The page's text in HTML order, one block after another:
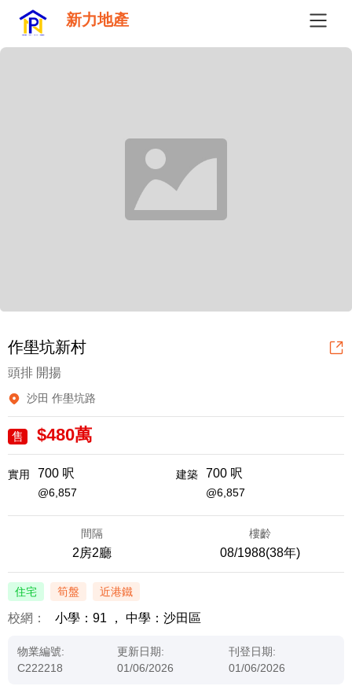
新力地產
作壆坑新村
頭排 開揚
沙田 作壆坑路
售 $480萬
實用 700 呎
@6,857
建築 700 呎
@6,857
間隔
2房2廳
樓齡
08/1988(38年)
住宅 筍盤 近港鐵
校網： 小學：91 ， 中學：沙田區
物業編號:
C222218
更新日期:
01/06/2026
刊登日期:
01/06/2026